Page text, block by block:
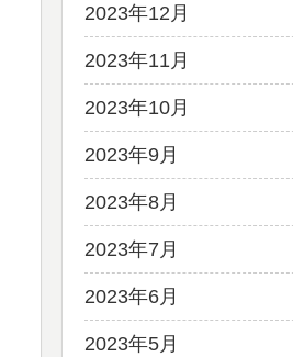
2023年12月
2023年11月
2023年10月
2023年9月
2023年8月
2023年7月
2023年6月
2023年5月